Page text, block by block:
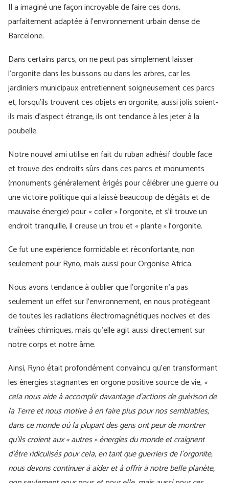
Il a imaginé une façon incroyable de faire ces dons,
parfaitement adaptée à l’environnement urbain dense de
Barcelone.
Dans certains parcs, on ne peut pas simplement laisser
l’orgonite dans les buissons ou dans les arbres, car les
jardiniers municipaux entretiennent soigneusement ces parcs
et, lorsqu’ils trouvent ces objets en orgonite, aussi jolis soient-
ils mais d’aspect étrange, ils ont tendance à les jeter à la
poubelle.
Notre nouvel ami utilise en fait du ruban adhésif double face
et trouve des endroits sûrs dans ces parcs et monuments
(monuments généralement érigés pour célébrer une guerre ou
une victoire politique qui a laissé beaucoup de dégâts et de
mauvaise énergie) pour « coller » l’orgonite, et s’il trouve un
endroit tranquille, il creuse un trou et « plante » l’orgonite.
Ce fut une expérience formidable et réconfortante, non
seulement pour Ryno, mais aussi pour Orgonise Africa.
Nous avons tendance à oublier que l’orgonite n’a pas
seulement un effet sur l’environnement, en nous protégeant
de toutes les radiations électromagnétiques nocives et des
traînées chimiques, mais qu’elle agit aussi directement sur
notre corps et notre âme.
Ainsi, Ryno était profondément convaincu qu’en transformant
les énergies stagnantes en orgone positive source de vie, «
cela nous aide à accomplir davantage d’actions de guérison de
la Terre et nous motive à en faire plus pour nos semblables,
dans ce monde où la plupart des gens ont peur de montrer
qu’ils croient aux « autres » énergies du monde et craignent
d’être ridiculisés pour cela, en tant que guerriers de l’orgonite,
nous devons continuer à aider et à offrir à notre belle planète,